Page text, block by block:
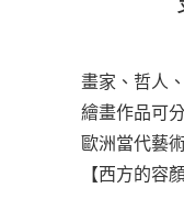
畫家、哲人
繪畫作品可
歐洲當代藝
【西方的容